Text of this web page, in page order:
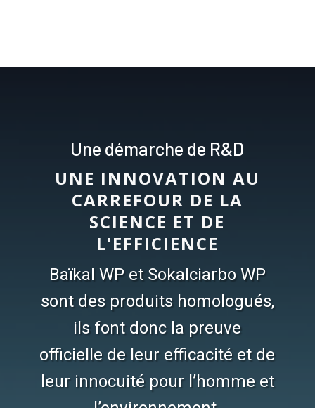
Une démarche de R&D
UNE INNOVATION AU
CARREFOUR DE LA
SCIENCE ET DE
L'EFFICIENCE
Baïkal WP et Sokalciarbo WP
sont des produits homologués,
ils font donc la preuve
officielle de leur efficacité et de
leur innocuité pour l’homme et